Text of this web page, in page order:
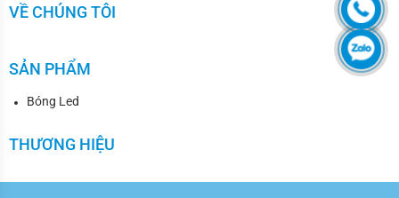
VỀ CHÚNG TÔI
SẢN PHẨM
Bóng Led
THƯƠNG HIỆU